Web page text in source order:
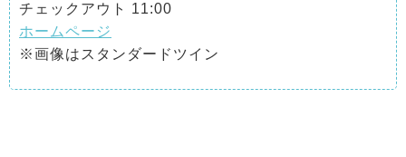
チェックアウト 11:00
ホームページ
※画像はスタンダードツイン